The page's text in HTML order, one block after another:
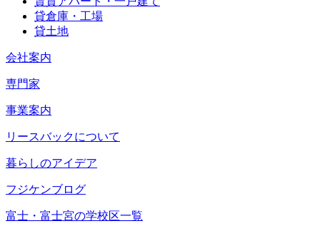
貸倉庫・工場
貸土地
会社案内
専門家
事業案内
リースバックについて
暮らしのアイデア
フジケンブログ
富士・富士宮の学校区一覧